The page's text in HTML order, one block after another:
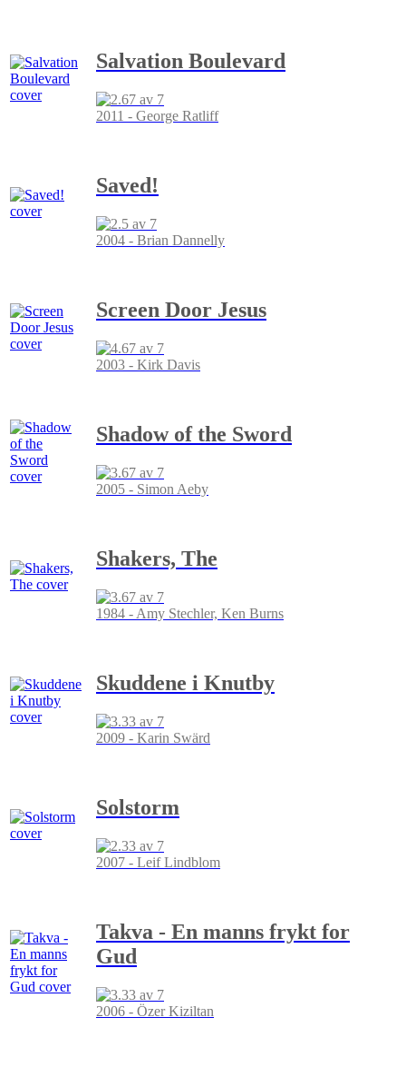
Salvation Boulevard
2011 - George Ratliff
Saved!
2004 - Brian Dannelly
Screen Door Jesus
2003 - Kirk Davis
Shadow of the Sword
2005 - Simon Aeby
Shakers, The
1984 - Amy Stechler, Ken Burns
Skuddene i Knutby
2009 - Karin Swärd
Solstorm
2007 - Leif Lindblom
Takva - En manns frykt for
Gud
2006 - Özer Kiziltan